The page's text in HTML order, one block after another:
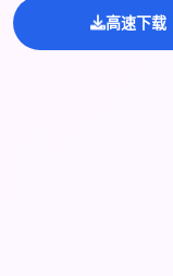
高速下载